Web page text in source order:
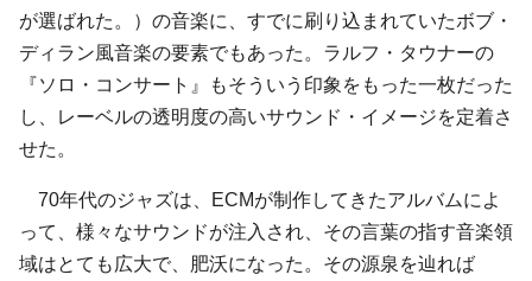
が選ばれた。）の音楽に、すでに刷り込まれていたボブ・
ディラン風音楽の要素でもあった。ラルフ・タウナーの
『ソロ・コンサート』もそういう印象をもった一枚だった
し、レーベルの透明度の高いサウンド・イメージを定着さ
せた。
70年代のジャズは、ECMが制作してきたアルバムによ
って、様々なサウンドが注入され、その言葉の指す音楽領
域はとても広大で、肥沃になった。その源泉を辿れば